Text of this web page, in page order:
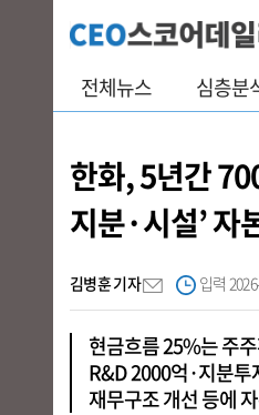
전체뉴스 심층분
한화, 5년간
지분·시설’ 자
김병훈 기자 입력
현금흐름 25%는 주
R&D 2000억·지분
재무구조 개선 등에